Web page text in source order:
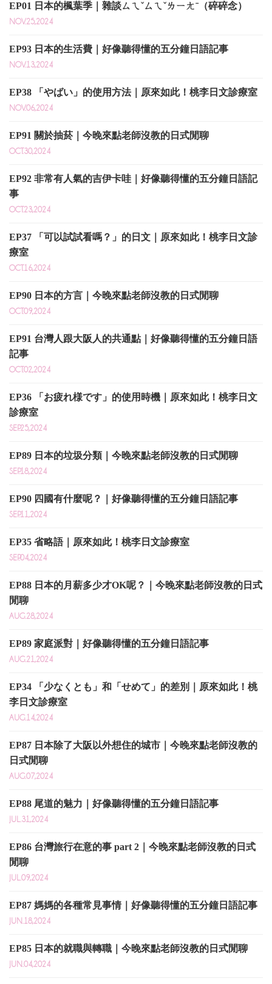
EP01 日本的楓葉季｜雜談ㄙㄟˇㄙㄟˇㄌㄧㄤˉ（碎碎念）
NOV.25,2024
EP93 日本的生活費｜好像聽得懂的五分鐘日語記事
NOV.13,2024
EP38 「やばい」的使用方法｜原來如此！桃李日文診療室
NOV.06,2024
EP91 關於抽菸｜今晚來點老師沒教的日式閒聊
OCT.30,2024
EP92 非常有人氣的吉伊卡哇｜好像聽得懂的五分鐘日語記
事
OCT.23,2024
EP37 「可以試試看嗎？」的日文｜原來如此！桃李日文診
療室
OCT.16,2024
EP90 日本的方言｜今晚來點老師沒教的日式閒聊
OCT.09,2024
EP91 台灣人跟大阪人的共通點｜好像聽得懂的五分鐘日語
記事
OCT.02,2024
EP36 「お疲れ様です」的使用時機｜原來如此！桃李日文
診療室
SEP.25,2024
EP89 日本的垃圾分類｜今晚來點老師沒教的日式閒聊
SEP.18,2024
EP90 四國有什麼呢？｜好像聽得懂的五分鐘日語記事
SEP.11,2024
EP35 省略語｜原來如此！桃李日文診療室
SEP.04,2024
EP88 日本的月薪多少才OK呢？｜今晚來點老師沒教的日式
閒聊
AUG.28,2024
EP89 家庭派對｜好像聽得懂的五分鐘日語記事
AUG.21,2024
EP34 「少なくとも」和「せめて」的差別｜原來如此！桃
李日文診療室
AUG.14,2024
EP87 日本除了大阪以外想住的城市｜今晚來點老師沒教的
日式閒聊
AUG.07,2024
EP88 尾道的魅力｜好像聽得懂的五分鐘日語記事
JUL.31,2024
EP86 台灣旅行在意的事 part 2｜今晚來點老師沒教的日式
閒聊
JUL.09,2024
EP87 媽媽的各種常見事情｜好像聽得懂的五分鐘日語記事
JUN.18,2024
EP85 日本的就職與轉職｜今晚來點老師沒教的日式閒聊
JUN.04,2024